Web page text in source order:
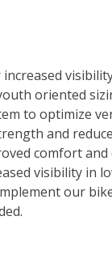
oriented
to optimize
and
comfort
visibility in
our